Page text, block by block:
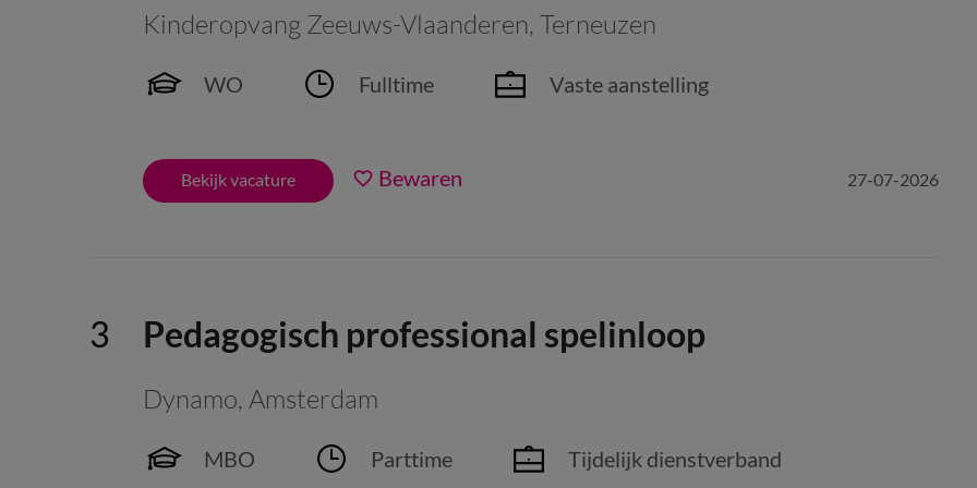
Kinderopvang Zeeuws-Vlaanderen, Terneuzen
WO Fulltime Vaste aanstelling
Bekijk vacature Bewaren 27-07-2026
Pedagogisch professional spelinloop
Dynamo, Amsterdam
MBO Parttime Tijdelijk dienstverband